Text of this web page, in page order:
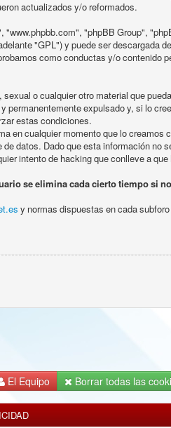
actualizados y/o reformados.
"phpBB Group",
"GPL") y puede ser descargada de
como conductas y/o contenido
o cualquier otro material que
expulsado y, si lo
estas condiciones.
en cualquier momento que lo creamos
datos. Dado que esta información no
intento de hacking que conlleve a
se elimina cada cierto tiempo si
y normas dispuestas en cada
El Equipo Borrar todas las